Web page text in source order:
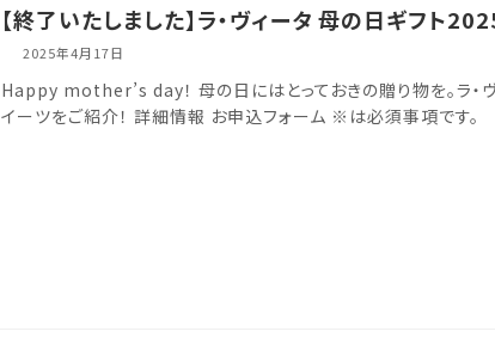
【終了いたしました】ラ・ヴィータ 母の日ギフト
2025年4月17日
Happy mother’s day！ 母の日にはとっておきの贈り物を。ラ・
イーツをご紹介！ 詳細情報 お申込フォーム ※は必須事項です。